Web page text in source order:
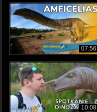
07:56
10:08